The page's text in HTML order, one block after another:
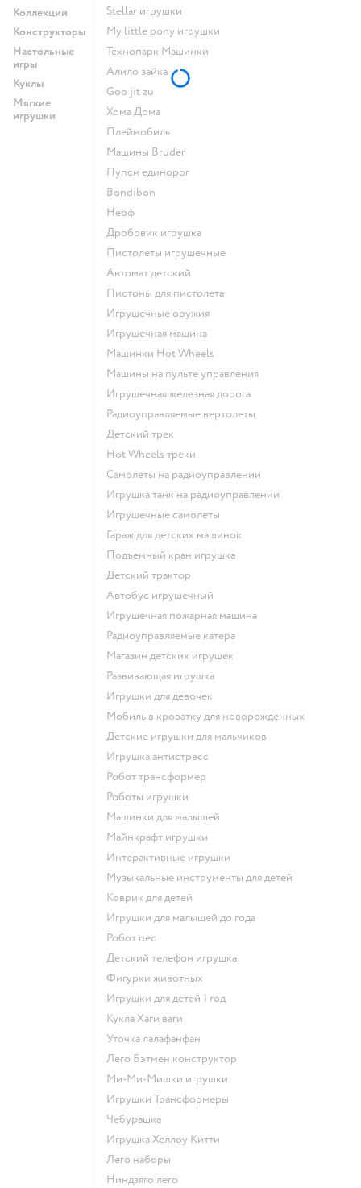
Коллекции
Конструкторы
Настольные
игры
Куклы
Мягкие
игрушки
Stellar игрушки
my little pony игрушки
Технопарк Машинки
Алило зайка
Goo jit zu
Хома Дома
Плеймобиль
Машины Bruder
Пупси единорог
Bondibon
Нерф
Дробовик игрушка
Пистолеты игрушечные
Автомат детский
Пистоны для пистолета
Игрушечные оружия
Игрушечная машина
Машинки Hot Wheels
Машины на пульте управления
Игрушечная железная дорога
Радиоуправляемые вертолеты
Детский трек
Hot Wheels треки
Самолеты на радиоуправлении
Игрушка танк на радиоуправлении
Игрушечные самолеты
Гараж для детских машинок
Подъемный кран игрушка
Детский трактор
Автобус игрушечный
Игрушечная пожарная машина
Радиоуправляемые катера
Магазин детских игрушек
Развивающая игрушка
Игрушки для девочек
Мобиль в кроватку для новорожденных
Детские игрушки для мальчиков
Игрушка антистресс
Робот трансформер
Роботы игрушки
Машинки для малышей
Майнкрафт игрушки
Интерактивные игрушки
Музыкальные инструменты для детей
Коврик для детей
Игрушки для малышей до года
Робот пес
Детский телефон игрушка
Фигурки животных
Игрушки для детей 1 год
Кукла Хаги ваги
Уточка лалафанфан
Лего Бэтмен конструктор
Ми-Ми-Мишки игрушки
Игрушки Трансформеры
Чебурашка
Игрушка Хеллоу Китти
Лего наборы
Ниндзяго лего